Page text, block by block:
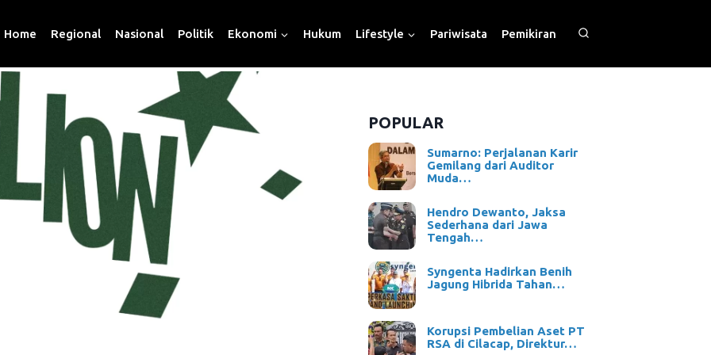
Home Regional Nasional Politik Ekonomi Hukum Lifestyle Pariwisata Pemikiran
POPULAR
Sumarno: Perjalanan Karir
Gemilang dari Auditor
Muda…
Hendro Dewanto, Jaksa
Sederhana dari Jawa
Tengah…
Syngenta Hadirkan Benih
Jagung Hibrida Tahan…
Korupsi Pembelian Aset PT
RSA di Cilacap, Direktur…